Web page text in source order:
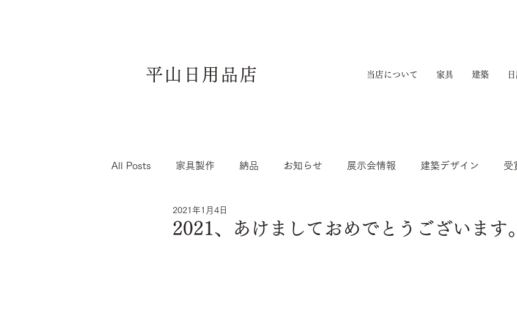
平山日用品店 当店について 家具 建築
All Posts 家具製作 納品 お知らせ 展示会情報 建築デザイン 受
2021、あけましておめでとうございます。
2021年1月4日